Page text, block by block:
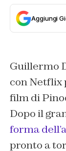
Aggiungi
Guillermo
con Netflix
film di
Dopo il
forma
pronto a